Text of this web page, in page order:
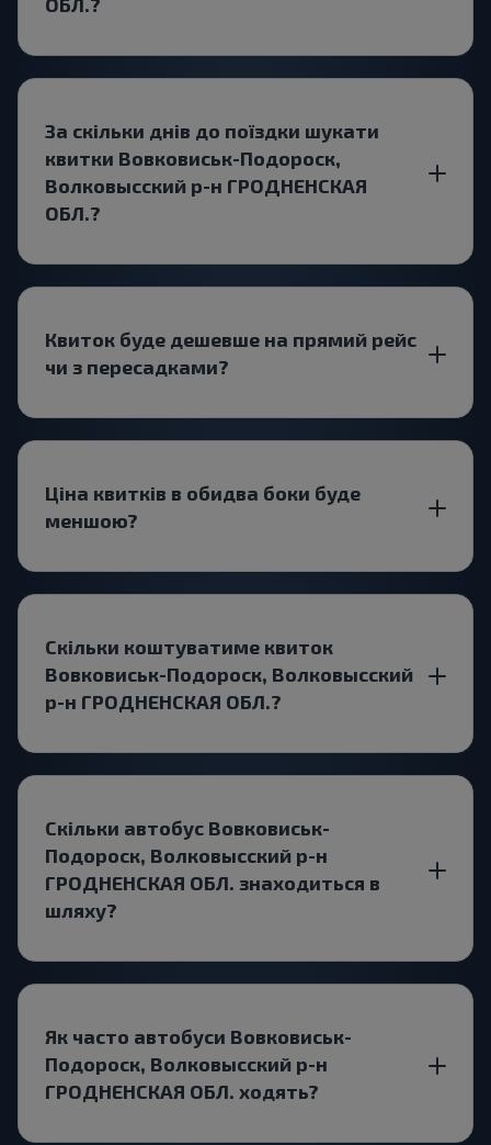
За скільки днів до поїздки шукати
квитки Вовковиськ-Подороск,
Волковысский р-н ГРОДНЕНСКАЯ
ОБЛ.?
Квиток буде дешевше на прямий рейс
чи з пересадками?
Ціна квитків в обидва боки буде
меншою?
Скільки коштуватиме квиток
Вовковиськ-Подороск, Волковысский
р-н ГРОДНЕНСКАЯ ОБЛ.?
Скільки автобус Вовковиськ-
Подороск, Волковысский р-н
ГРОДНЕНСКАЯ ОБЛ. знаходиться в
шляху?
Як часто автобуси Вовковиськ-
Подороск, Волковысский р-н
ГРОДНЕНСКАЯ ОБЛ. ходять?